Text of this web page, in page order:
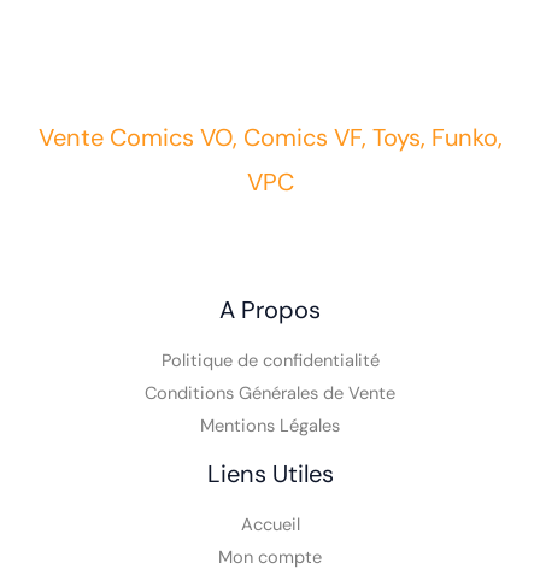
A Propos
Politique de confidentialité
Conditions Générales de Vente
Liens Utiles